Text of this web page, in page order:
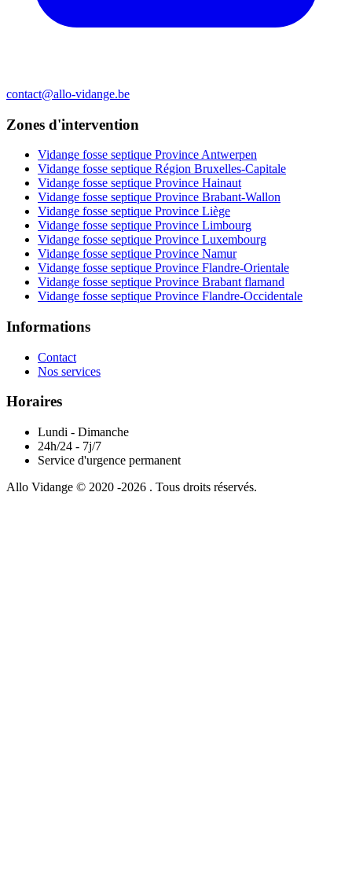
contact@allo-vidange.be
Zones d'intervention
Vidange fosse septique Province Antwerpen
Vidange fosse septique Région Bruxelles-Capitale
Vidange fosse septique Province Hainaut
Vidange fosse septique Province Brabant-Wallon
Vidange fosse septique Province Liège
Vidange fosse septique Province Limbourg
Vidange fosse septique Province Luxembourg
Vidange fosse septique Province Namur
Vidange fosse septique Province Flandre-Orientale
Vidange fosse septique Province Brabant flamand
Vidange fosse septique Province Flandre-Occidentale
Informations
Contact
Nos services
Horaires
Lundi - Dimanche
24h/24 - 7j/7
Service d'urgence permanent
Allo Vidange © 2020 -2026 . Tous droits réservés.